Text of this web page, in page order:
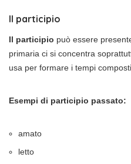
Il participio
Il participio può essere
primaria ci si concentra
usa per formare i tempi composti.
Esempi di participio passato:
amato
letto